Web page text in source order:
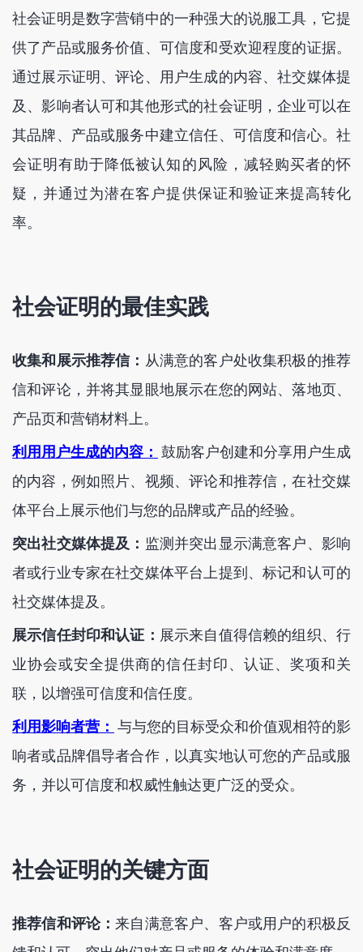
社会证明是数字营销中的一种强大的说服工具，它提
供了产品或服务价值、可信度和受欢迎程度的证据。
通过展示证明、评论、用户生成的内容、社交媒体提
及、影响者认可和其他形式的社会证明，企业可以在
其品牌、产品或服务中建立信任、可信度和信心。社
会证明有助于降低被认知的风险，减轻购买者的怀
疑，并通过为潜在客户提供保证和验证来提高转化
率。
社会证明的最佳实践
收集和展示推荐信： 从满意的客户处收集积极的推荐
信和评论，并将其显眼地展示在您的网站、落地页、
产品页和营销材料上。
利用用户生成的内容： 鼓励客户创建和分享用户生成
的内容，例如照片、视频、评论和推荐信，在社交媒
体平台上展示他们与您的品牌或产品的经验。
突出社交媒体提及： 监测并突出显示满意客户、影响
者或行业专家在社交媒体平台上提到、标记和认可的
社交媒体提及。
展示信任封印和认证： 展示来自值得信赖的组织、行
业协会或安全提供商的信任封印、认证、奖项和关
联，以增强可信度和信任度。
利用影响者营： 与与您的目标受众和价值观相符的影
响者或品牌倡导者合作，以真实地认可您的产品或服
务，并以可信度和权威性触达更广泛的受众。
社会证明的关键方面
推荐信和评论：来自满意客户、客户或用户的积极反